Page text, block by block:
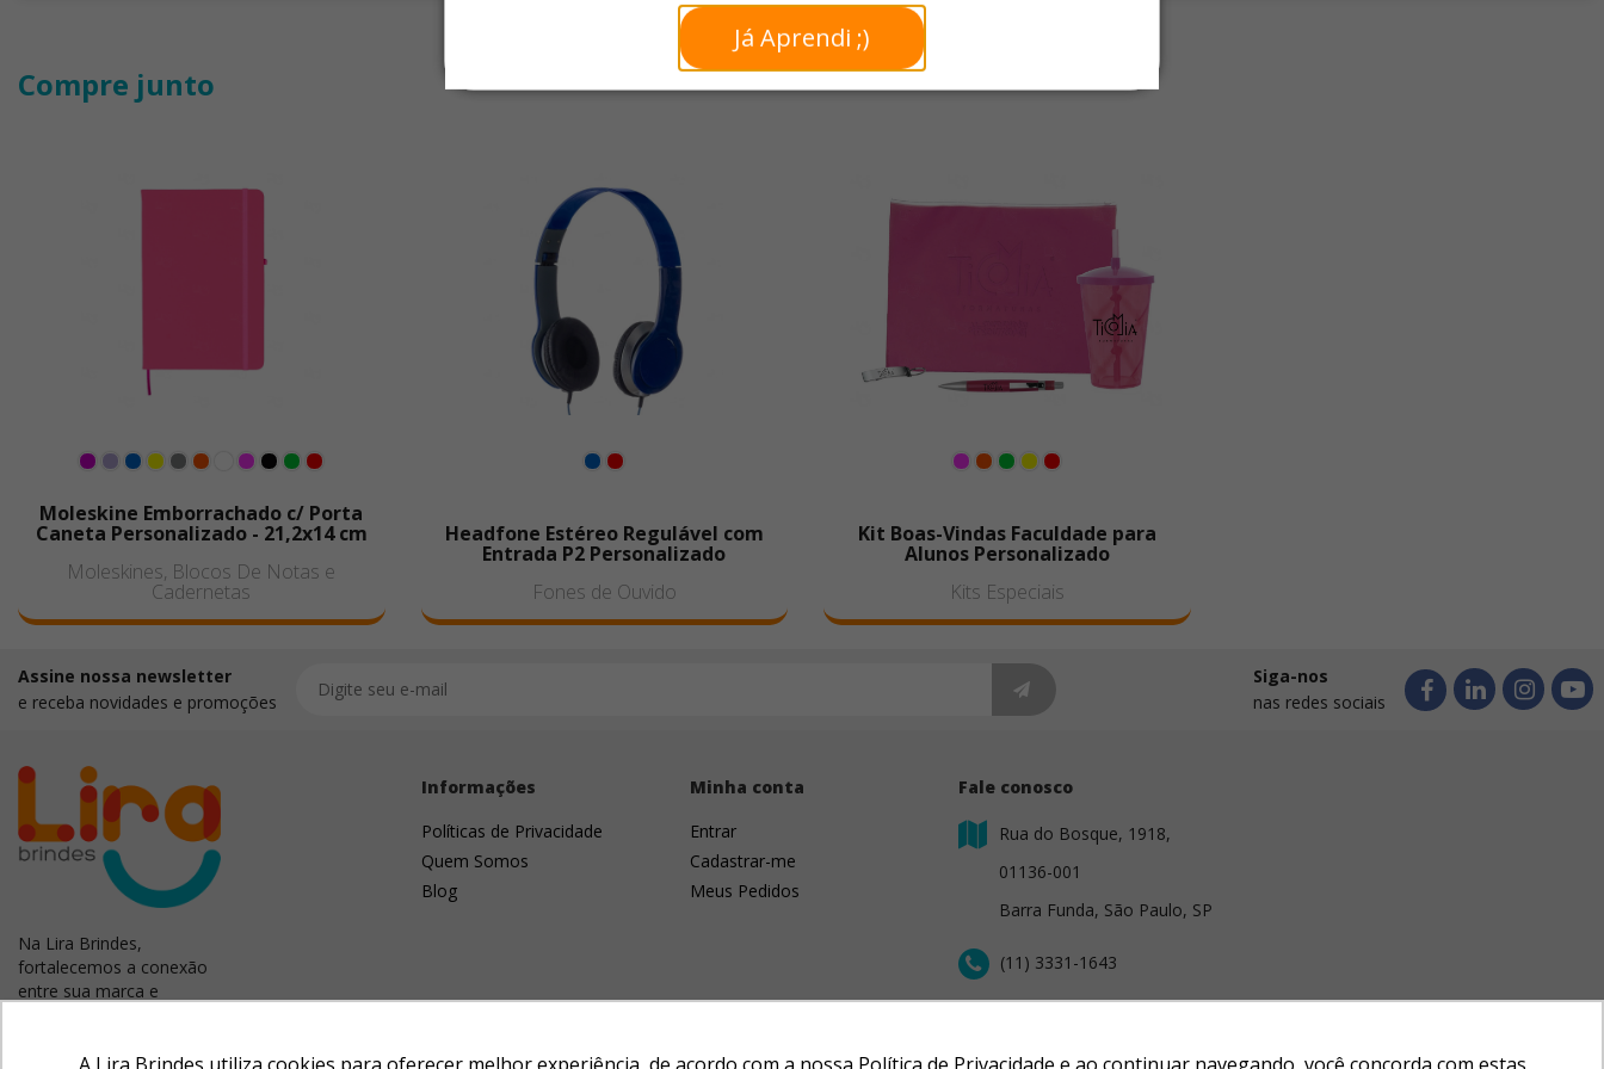
Já Aprendi ;)
Compre junto
Moleskine Emborrachado c/ Porta
Caneta Personalizado - 21,2x14 cm
Moleskines, Blocos De Notas e
Cadernetas
Headfone Estéreo Regulável com
Entrada P2 Personalizado
Fones de Ouvido
Kit Boas-Vindas Faculdade para
Alunos Personalizado
Kits Especiais
Assine nossa newsletter
e receba novidades e promoções
Siga-nos
nas redes sociais
Na Lira Brindes,
fortalecemos a conexão
entre sua marca e
com brindes úteis e
Informações
Políticas de Privacidade
Quem Somos
Blog
Minha conta
Entrar
Cadastrar-me
Meus Pedidos
Fale conosco
Rua do Bosque, 1918,
01136-001
Barra Funda, São Paulo, SP
(11) 3331-1643